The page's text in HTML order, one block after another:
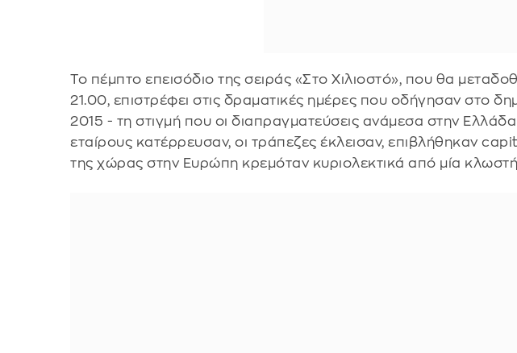
Το πέμπτο επεισόδιο της σειράς «Στο Χιλιοστό», που θα
21.00, επιστρέφει στις δραματικές ημέρες που οδήγησαν στο
2015 - τη στιγμή που οι διαπραγματεύσεις ανάμεσα στην
εταίρους κατέρρευσαν, οι τράπεζες έκλεισαν, επιβλήθηκαν
της χώρας στην Ευρώπη κρεμόταν κυριολεκτικά από μία